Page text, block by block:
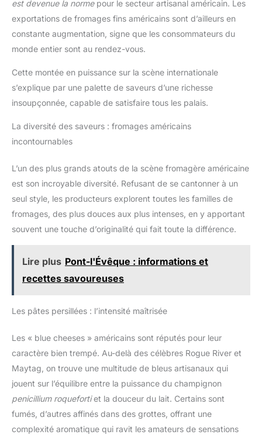
est devenue la normepour le secteur artisanal américain. Les
exportations de fromages fins américains sont d’ailleurs en
constante augmentation, signe que les consommateurs du
monde entier sont au rendez-vous.
Cette montée en puissance sur la scène internationale
s’explique par une palette de saveurs d’une richesse
insoupçonnée, capable de satisfaire tous les palais.
La diversité des saveurs : fromages américains
incontournables
L’un des plus grands atouts de la scène fromagère américaine
est son incroyable diversité. Refusant de se cantonner à un
seul style, les producteurs explorent toutes les familles de
fromages, des plus douces aux plus intenses, en y apportant
souvent une touche d’originalité qui fait toute la différence.
Lire plus Pont-l'Évêque : informations et
recettes savoureuses
Les pâtes persillées : l’intensité maîtrisée
Les « blue cheeses » américains sont réputés pour leur
caractère bien trempé. Au-delà des célèbres Rogue River et
Maytag, on trouve une multitude de bleus artisanaux qui
jouent sur l’équilibre entre la puissance du champignon
penicillium roquefortiet la douceur du lait. Certains sont
fumés, d’autres affinés dans des grottes, offrant une
complexité aromatique qui ravit les amateurs de sensations